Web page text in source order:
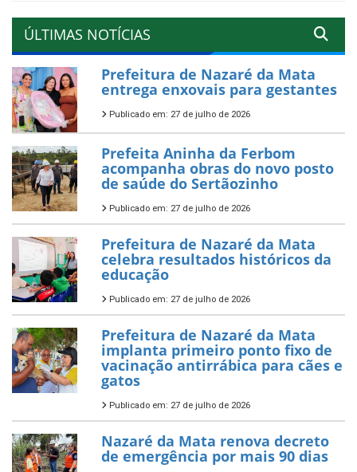
ÚLTIMAS NOTÍCIAS
Prefeitura de Nazaré da Mata
entrega enxovais para gestantes
Publicado em: 27 de julho de 2026
Prefeita Aninha da Ferbom
acompanha obras do novo posto
de saúde do Sertãozinho
Publicado em: 27 de julho de 2026
Prefeitura de Nazaré da Mata
celebra resultados históricos da
educação
Publicado em: 27 de julho de 2026
Prefeitura de Nazaré da Mata
implanta primeiro ponto fixo de
vacinação antirrábica para cães e
gatos
Publicado em: 27 de julho de 2026
Nazaré da Mata renova decreto
de emergência por mais 90 dias